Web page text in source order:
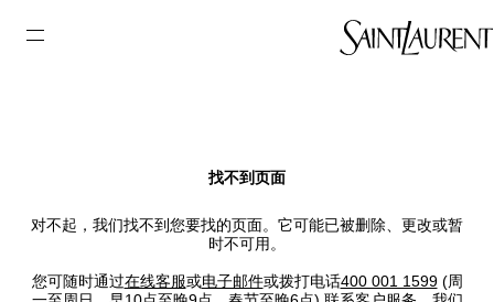
找不到页面
对不起，我们找不到您要找的页面。它可能已被删除、更改或暂
时不可用。
您可随时通过在线客服或电子邮件或拨打电话400 001 1599(周